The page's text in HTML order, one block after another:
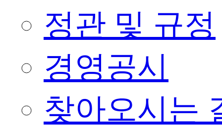
정관 및 규정
경영공시
찾아오시는